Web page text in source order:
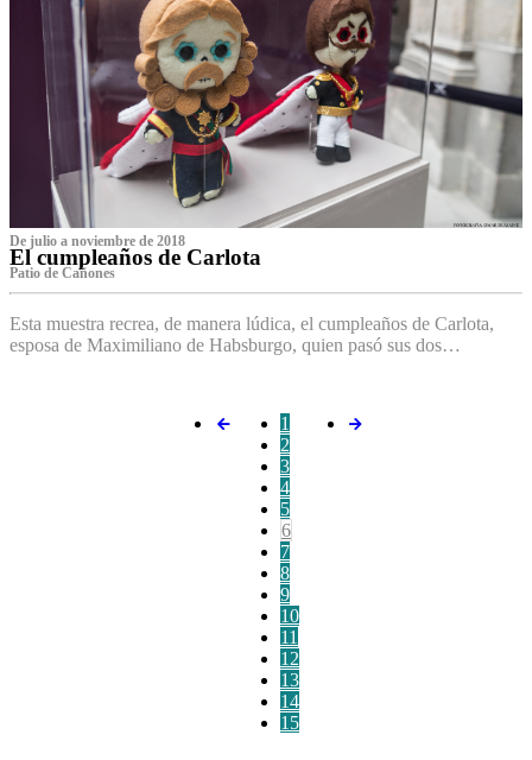
De julio a noviembre de 2018
El cumpleaños de Carlota
Patio de Cañones
Esta muestra recrea, de manera lúdica, el cumpleaños de Carlota,
esposa de Maximiliano de Habsburgo, quien pasó sus dos…
1
2
3
4
5
6
7
8
9
10
11
12
13
14
15